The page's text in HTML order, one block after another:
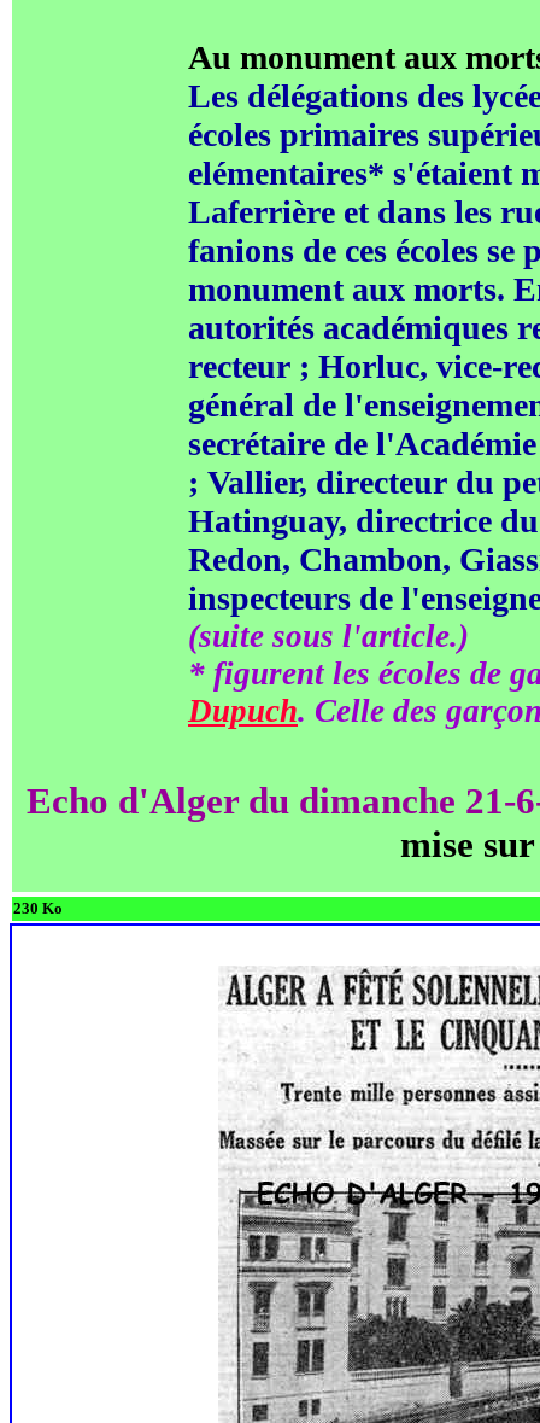
Au monument aux
Les délégations des
écoles primaires
elémentaires* s'étaient
Laferrière et dans les
fanions de ces écoles
monument aux morts.
autorités académiques
recteur ; Horluc, vice-
général de
secrétaire de
; Vallier, directeur du
Hatinguay, directrice
Redon, Chambon,
inspecteurs de
(suite sous l'article.)
* figurent les écoles de
Dupuch. Celle des
Echo d'Alger du dimanche 21-
mise
230 Ko